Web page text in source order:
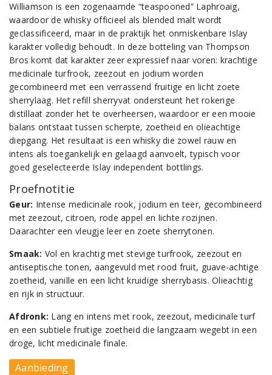
Williamson is een zogenaamde “teaspooned” Laphroaig,
waardoor de whisky officieel als blended malt wordt
geclassificeerd, maar in de praktijk het onmiskenbare Islay
karakter volledig behoudt. In deze botteling van Thompson
Bros komt dat karakter zeer expressief naar voren: krachtige
medicinale turfrook, zeezout en jodium worden
gecombineerd met een verrassend fruitige en licht zoete
sherrylaag. Het refill sherryvat ondersteunt het rokerige
distillaat zonder het te overheersen, waardoor er een mooie
balans ontstaat tussen scherpte, zoetheid en olieachtige
diepgang. Het resultaat is een whisky die zowel rauw en
intens als toegankelijk en gelaagd aanvoelt, typisch voor
goed geselecteerde Islay independent bottlings.
Proefnotitie
Geur: Intense medicinale rook, jodium en teer, gecombineerd
met zeezout, citroen, rode appel en lichte rozijnen.
Daarachter een vleugje leer en zoete sherrytonen.
Smaak: Vol en krachtig met stevige turfrook, zeezout en
antiseptische tonen, aangevuld met rood fruit, guave-achtige
zoetheid, vanille en een licht kruidige sherrybasis. Olieachtig
en rijk in structuur.
Afdronk: Lang en intens met rook, zeezout, medicinale turf
en een subtiele fruitige zoetheid die langzaam wegebt in een
droge, licht medicinale finale.
Aanbieding